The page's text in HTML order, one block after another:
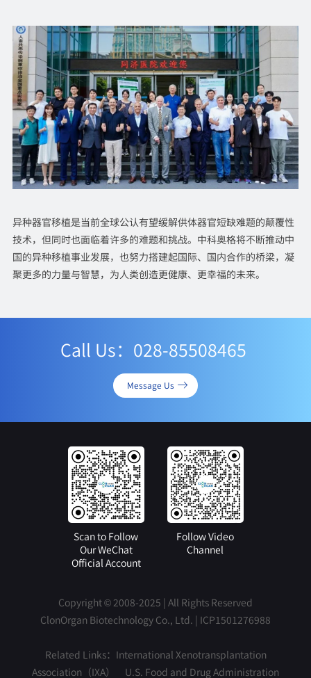
异种器官移植是当前全球公认有望缓解供体器官短缺难题的颠覆性
技术，但同时也面临着许多的难题和挑战。中科奥格将不断推动中
国的异种移植事业发展，也努力搭建起国际、国内合作的桥梁，凝
聚更多的力量与智慧，为人类创造更健康、更幸福的未来。
Call Us：028-85508465
Message Us
Scan to Follow
Our WeChat
Official Account
Follow Video
Channel
Copyright © 2008-2025 | All Rights Reserved
ClonOrgan Biotechnology Co., Ltd. | ICP1501276988
Related Links： International Xenotransplantation
Association（IXA）
U.S. Food and Drug Administration